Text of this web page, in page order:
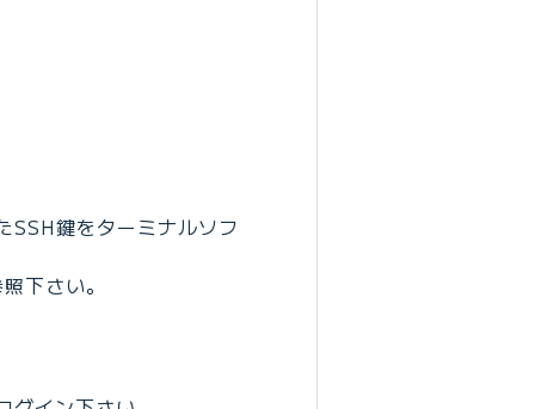
SSH鍵をターミナルソフ
下さい。